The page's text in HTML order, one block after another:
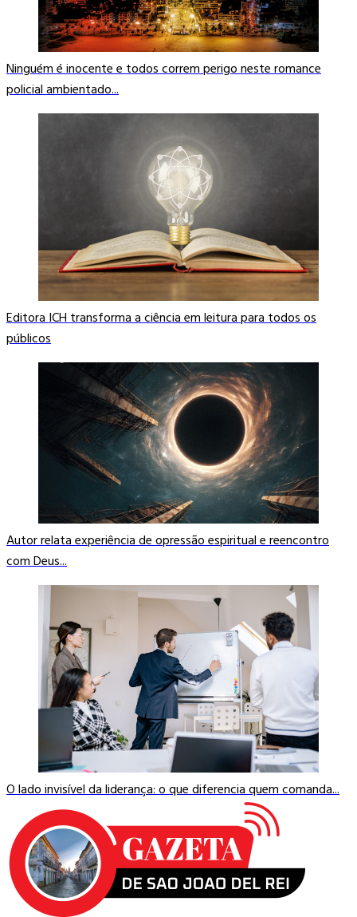
Ninguém é inocente e todos correm perigo neste romance
policial ambientado...
Editora ICH transforma a ciência em leitura para todos os
públicos
Autor relata experiência de opressão espiritual e reencontro
com Deus...
O lado invisível da liderança: o que diferencia quem comanda...